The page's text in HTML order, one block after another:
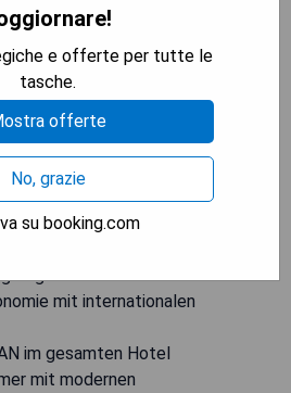
Minibar, einem Safe, einem
Ein
den Gästen zur Verfügung;
milchfreie und
erhältlich. Zu den weiteren
eine Sonnenterrasse
zum Radfahren und zur
mit internationalen
im gesamten Hotel
mit modernen
e offerte per tutte le
tasche.
offerte
No, grazie
su booking.com